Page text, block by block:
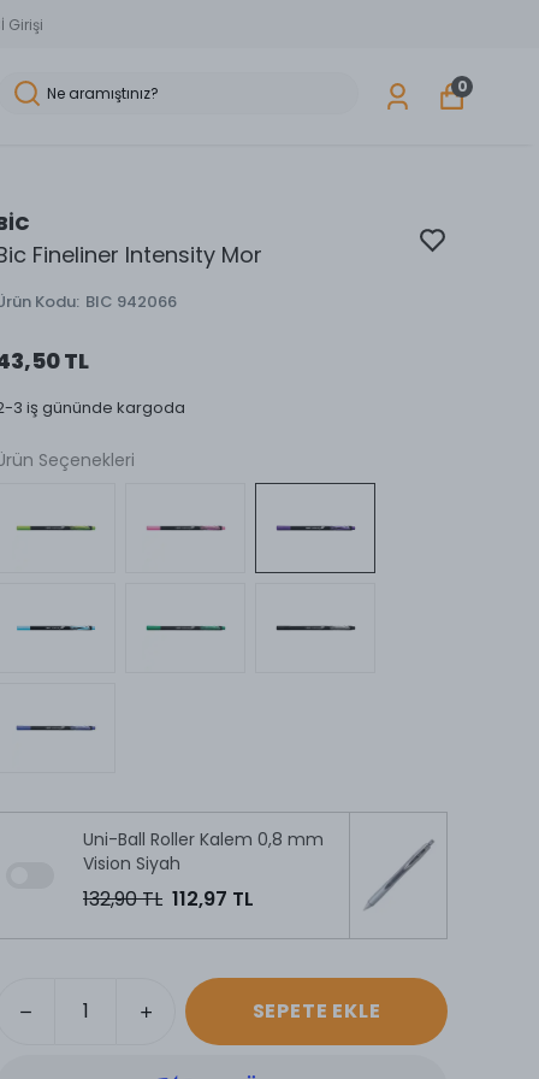
Girişi
0
Fineliner Intensity Mor
Kodu: BIC 942066
TL
3 iş gününde kargoda
Seçenekleri
Uni-Ball Roller Kalem 0,8 mm
Vision Siyah
132,90 TL 112,97 TL
SEPETE EKLE